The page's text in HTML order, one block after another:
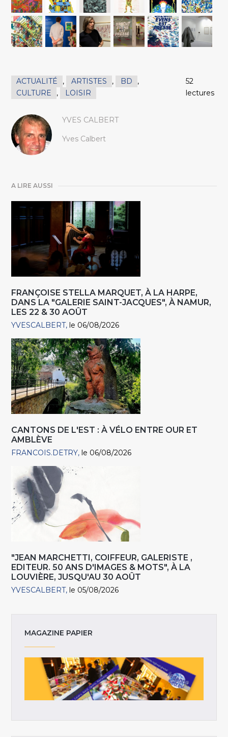
ACTUALITÉ , ARTISTES , BD
,
CULTURE
, LOISIR
52
lectures
YVES CALBERT
Yves Calbert
A LIRE AUSSI
FRANÇOISE STELLA MARQUET, À LA HARPE,
DANS LA "GALERIE SAINT-JACQUES", À NAMUR,
LES 22 & 30 AOÛT
YVESCALBERT le 06/08/2026
CANTONS DE L'EST : À VÉLO ENTRE OUR ET
AMBLÈVE
FRANCOIS.DETRY le 06/08/2026
"JEAN MARCHETTI, COIFFEUR, GALERISTE ,
EDITEUR. 50 ANS D'IMAGES & MOTS", À LA
LOUVIÈRE, JUSQU'AU 30 AOÛT
YVESCALBERT le 05/08/2026
MAGAZINE PAPIER